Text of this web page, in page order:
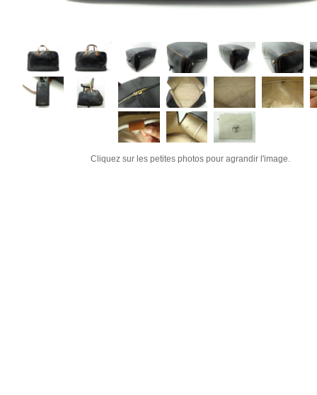
Cliquez sur les petites photos pour agrandir l'image.